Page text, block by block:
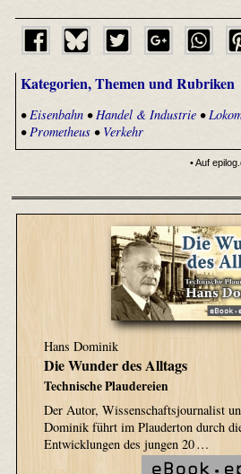
Kategorien, Themen und Rubriken
•Eisenbahn•Handel & Industrie•
•Prometheus• Verkehr
• Auf
Hans Dominik
Die Wunder des Alltags
Technische Plaudereien
Der Autor, Wissenschaftsjournalist
Dominik führt im Plauderton durch
Entwicklungen des jungen 20 …